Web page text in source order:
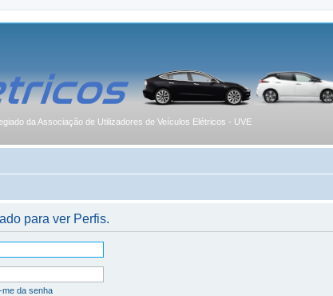
da Associação de Utilizadores de Veículos Elétricos - UVE
para ver Perfis.
me da senha